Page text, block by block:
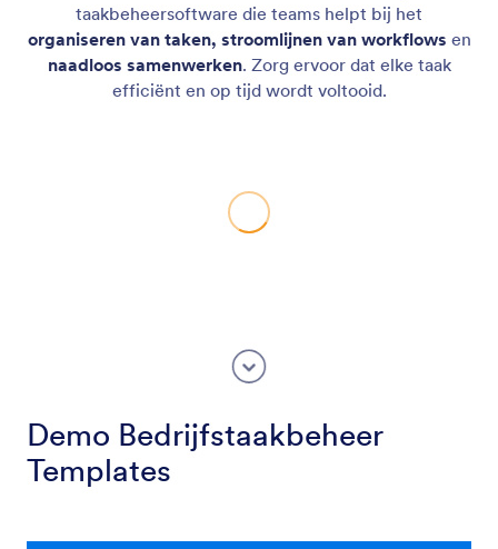
taakbeheersoftware die teams helpt bij het
organiseren van taken, stroomlijnen van workflows en
naadloos samenwerken. Zorg ervoor dat elke taak
efficiënt en op tijd wordt voltooid.
Demo Bedrijfstaakbeheer
Templates